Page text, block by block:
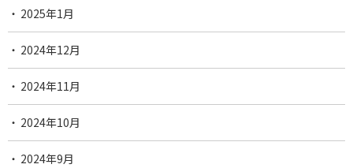
2025年1月
2024年12月
2024年11月
2024年10月
2024年9月